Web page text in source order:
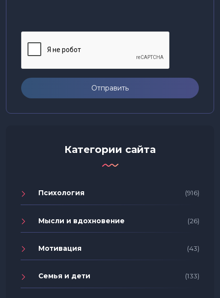
Отправить
Категории сайта
Психология (916)
Мысли и вдохновение (26)
Мотивация (43)
Семья и дети (133)